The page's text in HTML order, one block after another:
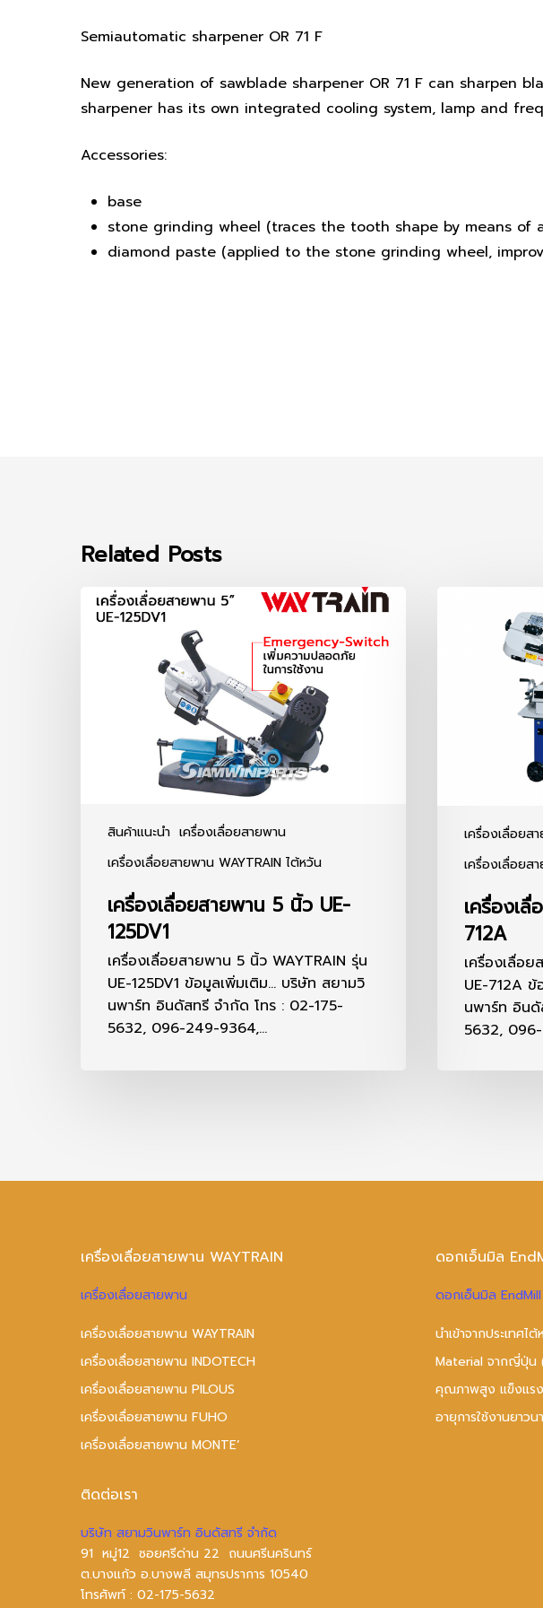
Semiautomatic sharpener OR 71 F
New generation of sawblade sharpener OR 71 F can sharpen
sharpener has its own integrated cooling system, lamp and
Accessories:
base
stone grinding wheel (traces the tooth shape by means of
diamond paste (applied to the stone grinding wheel,
Related Posts
สินค้าแนะนำ เครื่องเลื่อยสายพาน
เครื่องเลื่อยสายพาน WAYTRAIN ไต้หวัน
เครื่อง
เลื่อย
เครื่องเลื่อยสายพาน 5 นิ้ว UE-
125DV1
เครื่องเลื่อยสายพาน 5 นิ้ว WAYTRAIN รุ่น
UE-125DV1 ข้อมูลเพิ่มเติม... บริษัท สยามวิ
นพาร์ท อินดัสทรี จำกัด โทร : 02-175-
5632, 096-249-9364,…
เครื่องเลื่อยส
เครื่องเลื่อยส
เครื่องเ
712A
เครื่องเลื่อ
UE-712A
นพาร์ท อิน
5632,
เครื่องเลื่อยสายพาน WAYTRAIN
เครื่องเลื่อยสายพาน
เครื่องเลื่อยสายพาน WAYTRAIN
เครื่องเลื่อยสายพาน INDOTECH
เครื่องเลื่อยสายพาน PILOUS
เครื่องเลื่อยสายพาน FUHO
เครื่องเลื่อยสายพาน MONTE’
ติดต่อเรา
บริษัท สยามวินพาร์ท อินดัสทรี จำกัด
91 หมู่12 ซอยศรีด่าน 22 ถนนศรีนครินทร์
ต.บางแก้ว อ.บางพลี สมุทรปราการ 10540
โทรศัพท์ : 02-175-5632
ดอกเอ็นมิล
ดอกเอ็นมิล
นำเข้าจากประเทศไต้
Material จากญี่ปุ่น
คุณภาพสูง แข็งแร
อายุการใช้งานยาว